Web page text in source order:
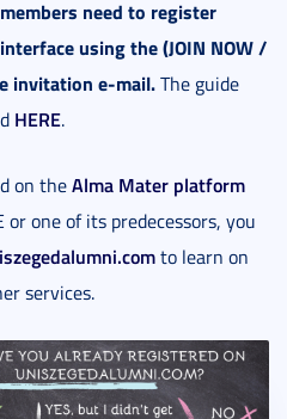
need to register
using the (JOIN NOW /
invitation e-mail.The guide
HERE.
on theAlma Mater platform
or one of its predecessors, you
to learn on
services.